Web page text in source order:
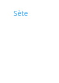
Sète